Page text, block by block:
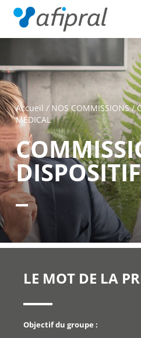
Accueil /NOS COMMISSIONS/
MÉDICAL
LE MOT DE LA
Objectif du groupe :